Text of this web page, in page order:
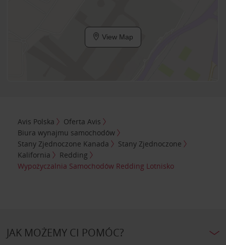
View Map
Avis Polska
Oferta Avis
Biura wynajmu samochodów
Stany Zjednoczone Kanada
Stany Zjednoczone
Kalifornia
Redding
Wypożyczalnia Samochodów Redding Lotnisko
JAK MOŻEMY CI POMÓC?